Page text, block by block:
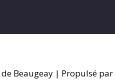
Beaugeay | Propulsé par